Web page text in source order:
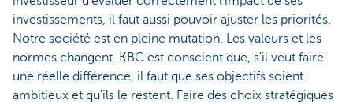
investissements, il faut aussi pouvoir ajuster les priorités.
Notre société est en pleine mutation. Les valeurs et les
normes changent. KBC est conscient que, s'il veut faire
une réelle différence, il faut que ses objectifs soient
ambitieux et qu'ils le restent. Faire des choix stratégiques